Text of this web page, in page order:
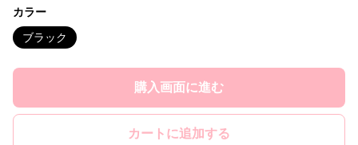
カラー
ブラック
購入画面に進む
カートに追加する